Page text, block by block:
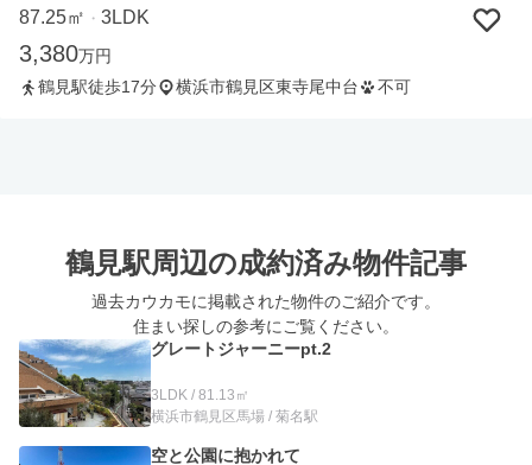
87.25㎡ ・ 3LDK
3,380万円
鶴見駅徒歩17分
横浜市鶴見区東寺尾中台 不可
鶴見駅周辺の成約済み物件記事
過去カウカモに掲載された物件のご紹介です。
住まい探しの参考にご覧ください。
グレートジャーニーpt.2
3LDK / 81.13㎡
横浜市鶴見区馬場 / 菊名駅
空と公園に抱かれて